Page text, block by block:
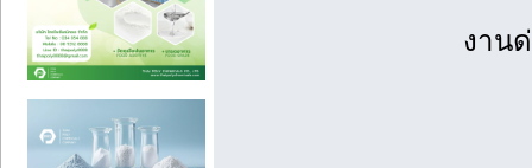
งาน